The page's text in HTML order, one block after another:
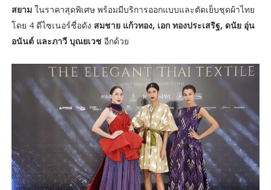
สยามในราคาสุดพิเศษ พร้อมมีบริการออกแบบและตัดเย็บชุดผ้าไทย
โดย 4 ดีไซเนอร์ชื่อดัง สมชาย แก้วทอง, เอก ทองประเสริฐ, ดนัย อุ่น
อนันต์ และภาวี บุณยเวชอีกด้วย